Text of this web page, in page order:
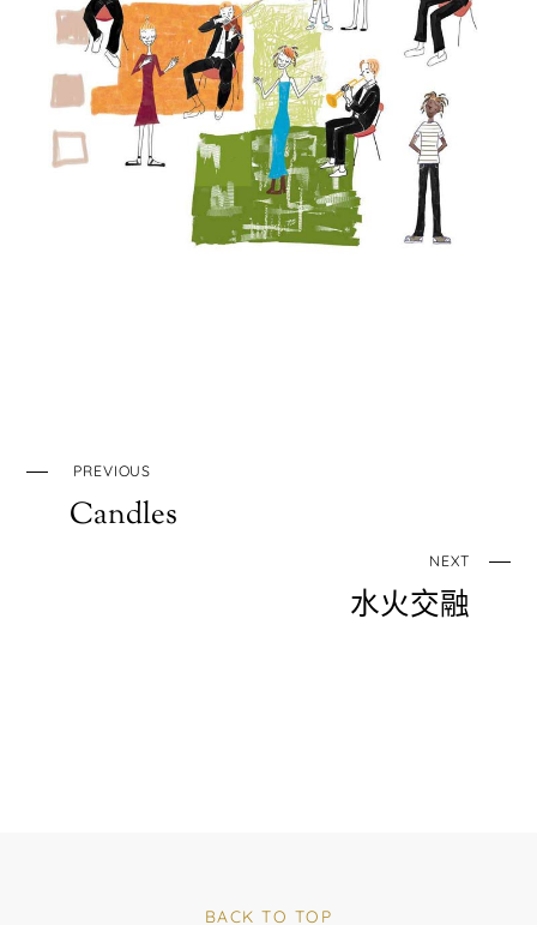
PREVIOUS
Candles
NEXT
水火交融
BACK TO TOP